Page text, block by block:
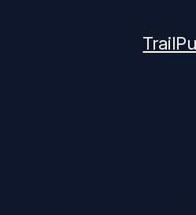
Trail